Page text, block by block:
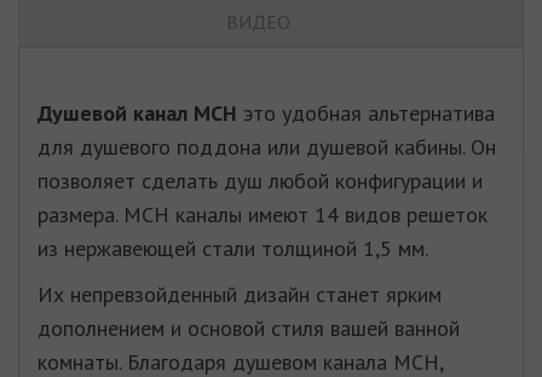
ВИДЕО
Душевой канал МСН это удобная альтернатива
для душевого поддона или душевой кабины. Он
позволяет сделать душ любой конфигурации и
размера. MСН каналы имеют 14 видов решеток
из нержавеющей стали толщиной 1,5 мм.
Их непревзойденный дизайн станет ярким
дополнением и основой стиля вашей ванной
комнаты. Благодаря душевом канала МСН,